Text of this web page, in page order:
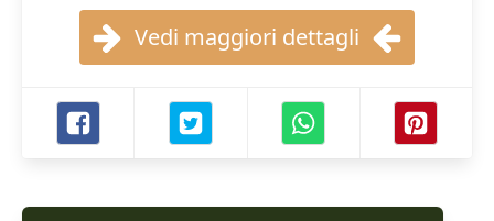
Vedi maggiori dettagli